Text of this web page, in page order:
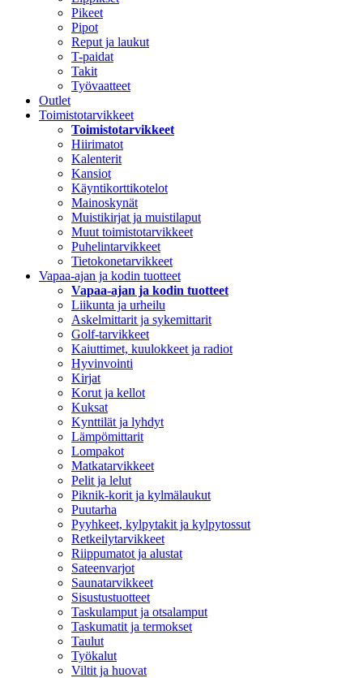
Pikeet
Pipot
Reput ja laukut
T-paidat
Takit
Työvaatteet
Outlet
Toimistotarvikkeet
Toimistotarvikkeet
Hiirimatot
Kalenterit
Kansiot
Käyntikorttikotelot
Mainoskynät
Muistikirjat ja muistilaput
Muut toimistotarvikkeet
Puhelintarvikkeet
Tietokonetarvikkeet
Vapaa-ajan ja kodin tuotteet
Vapaa-ajan ja kodin tuotteet
Liikunta ja urheilu
Askelmittarit ja sykemittarit
Golf-tarvikkeet
Kaiuttimet, kuulokkeet ja radiot
Hyvinvointi
Kirjat
Korut ja kellot
Kuksat
Kynttilät ja lyhdyt
Lämpömittarit
Lompakot
Matkatarvikkeet
Pelit ja lelut
Piknik-korit ja kylmälaukut
Puutarha
Pyyhkeet, kylpytakit ja kylpytossut
Retkeilytarvikkeet
Riippumatot ja alustat
Sateenvarjot
Saunatarvikkeet
Sisustustuotteet
Taskulamput ja otsalamput
Taskumatit ja termokset
Taulut
Työkalut
Viltit ja huovat